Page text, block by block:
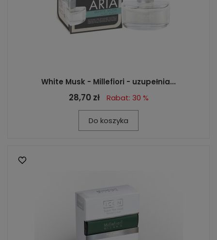
White Musk - Millefiori - uzupełnia...
28,70 zł Rabat: 30 %
Do koszyka